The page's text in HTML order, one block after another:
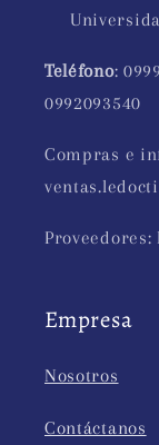
Teléfono:
0992093540
Compras e
Proveedores:
Empresa
Nosotros
Contáctanos